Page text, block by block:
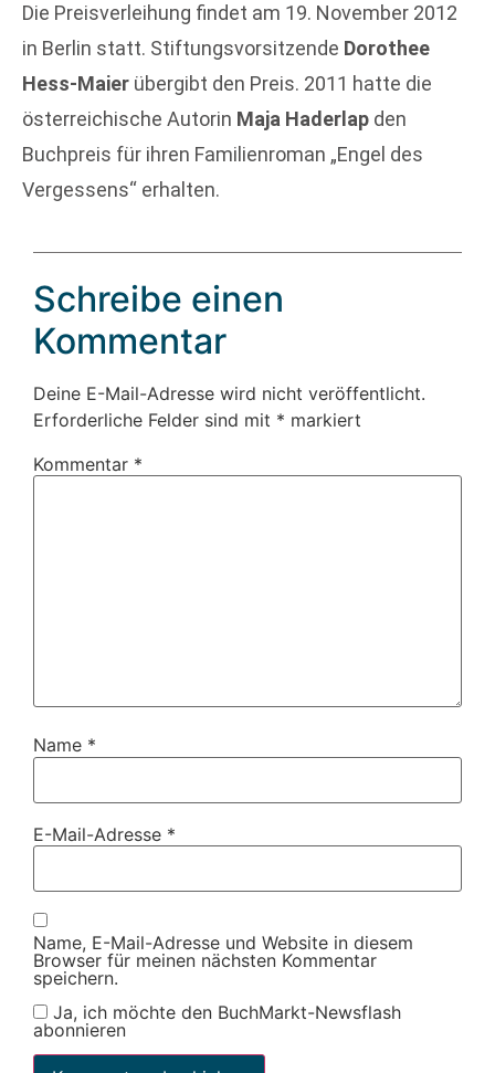
Die Preisverleihung findet am 19. November 2012
in Berlin statt. Stiftungsvorsitzende Dorothee
Hess-Maier übergibt den Preis. 2011 hatte die
österreichische Autorin Maja Haderlap den
Buchpreis für ihren Familienroman „Engel des
Vergessens“ erhalten.
Schreibe einen
Kommentar
Deine E-Mail-Adresse wird nicht veröffentlicht.
Erforderliche Felder sind mit * markiert
Kommentar *
Name *
E-Mail-Adresse *
Name, E-Mail-Adresse und Website in diesem
Browser für meinen nächsten Kommentar
speichern.
Ja, ich möchte den BuchMarkt-Newsflash
abonnieren